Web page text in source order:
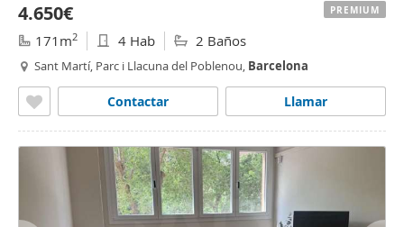
4.650€
171m2 4 Hab 2 Baños
Sant Martí, Parc i Llacuna del Poblenou, Barcelona
Llamar
Contactar
PREMIUM